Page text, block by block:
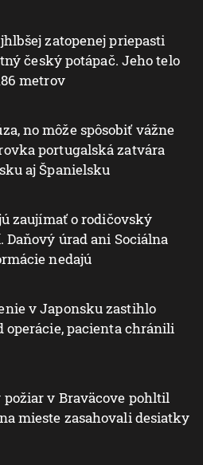
zatopenej priepasti
český potápač. Jeho telo
metrov
no môže spôsobiť vážne
portugalská zatvára
aj Španielsku
zaujímať o rodičovský
Daňový úrad ani Sociálna
nedajú
v Japonsku zastihlo
operácie, pacienta chránili
požiar v Braväcove pohltil
mieste zasahovali desiatky